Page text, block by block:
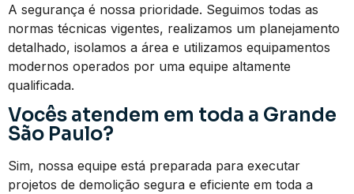
A segurança é nossa prioridade. Seguimos todas as
normas técnicas vigentes, realizamos um planejamento
detalhado, isolamos a área e utilizamos equipamentos
modernos operados por uma equipe altamente
qualificada.
Vocês atendem em toda a Grande
São Paulo?
Sim, nossa equipe está preparada para executar
projetos de demolição segura e eficiente em toda a